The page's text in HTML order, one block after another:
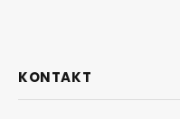
KONTAKT